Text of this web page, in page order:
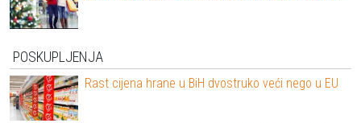
POSKUPLJENJA
Rast cijena hrane u BiH dvostruko veći nego u EU